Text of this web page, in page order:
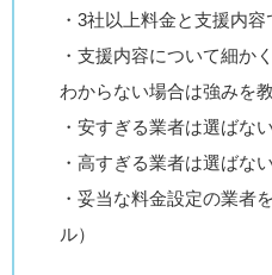
・3社以上料金と支援内容
・支援内容について細か
わからない場合は強みを
・安すぎる業者は選ばな
・高すぎる業者は選ばな
・妥当な料金設定の業者
ル）